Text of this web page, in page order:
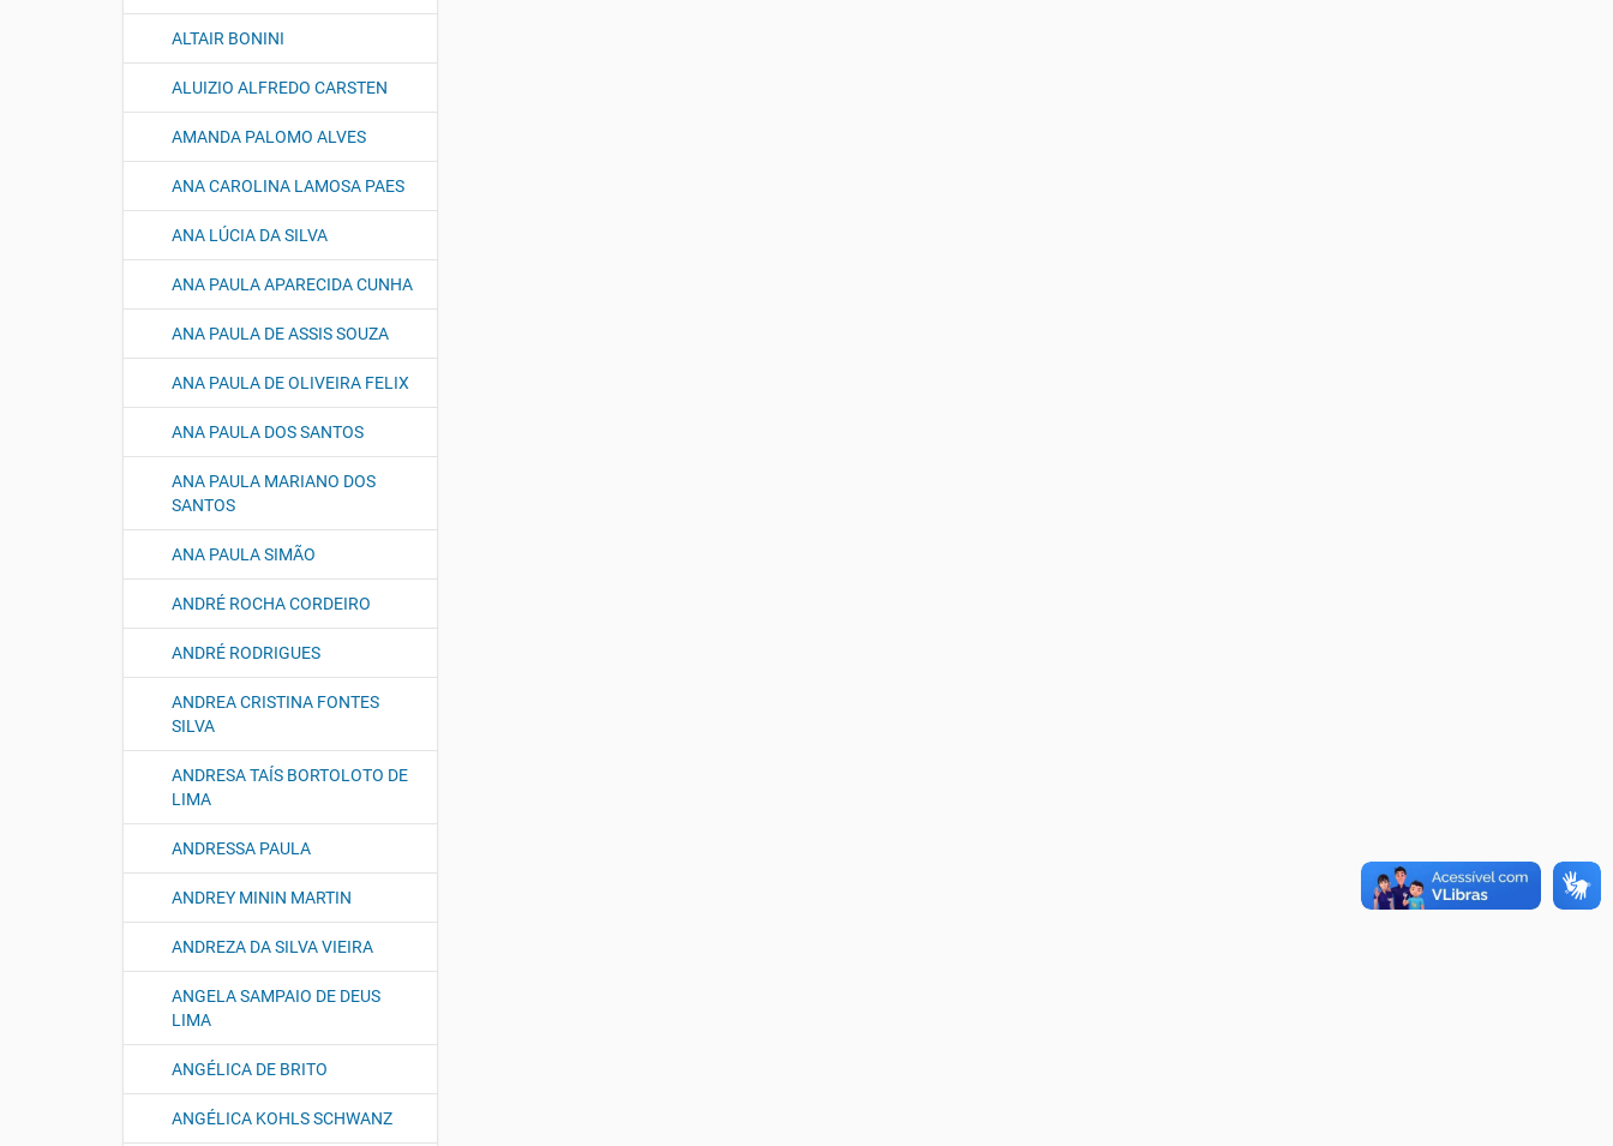
ALTAIR BONINI
ALUIZIO ALFREDO CARSTEN
AMANDA PALOMO ALVES
ANA CAROLINA LAMOSA PAES
ANA LÚCIA DA SILVA
ANA PAULA APARECIDA CUNHA
ANA PAULA DE ASSIS SOUZA
ANA PAULA DE OLIVEIRA FELIX
ANA PAULA DOS SANTOS
ANA PAULA MARIANO DOS
SANTOS
ANA PAULA SIMÃO
ANDRÉ ROCHA CORDEIRO
ANDRÉ RODRIGUES
ANDREA CRISTINA FONTES
SILVA
ANDRESA TAÍS BORTOLOTO DE
LIMA
ANDRESSA PAULA
ANDREY MININ MARTIN
ANDREZA DA SILVA VIEIRA
ANGELA SAMPAIO DE DEUS
LIMA
ANGÉLICA DE BRITO
ANGÉLICA KOHLS SCHWANZ